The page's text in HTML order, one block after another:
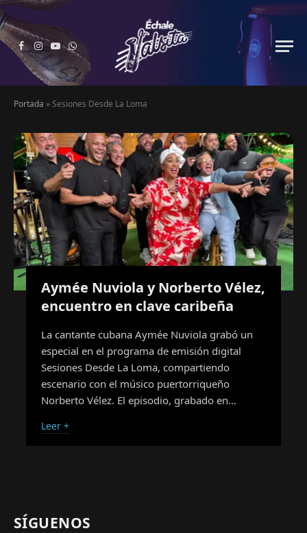
Facebook
Instagram
YouTubeWhatsApp
Portada »Sesiones Desde La Loma
Aymée Nuviola y Norberto Vélez,
encuentro en clave caribeña
La cantante cubana Aymée Nuviola grabó un
especial en el programa de emisión digital
Sesiones Desde La Loma, compartiendo
escenario con el músico puertorriqueño
Norberto Vélez. El episodio, grabado en…
Leer +
SÍGUENOS